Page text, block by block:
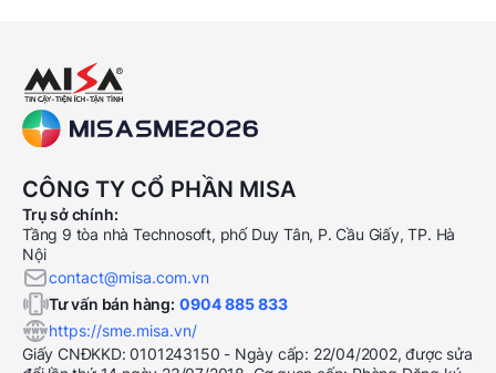
CÔNG TY CỔ PHẦN MISA
Trụ sở chính:
Tầng 9 tòa nhà Technosoft, phố Duy Tân, P. Cầu Giấy, TP. Hà
Nội
contact@misa.com.vn
Tư vấn bán hàng: 0904 885 833
https://sme.misa.vn/
Giấy CNĐKKD: 0101243150 - Ngày cấp: 22/04/2002, được sửa